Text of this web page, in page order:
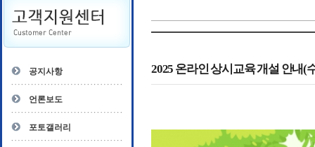
자격관리규정
상담사 자격증 확인
- 피해상담사 1급
- 전문수련감독자
- 전문수련기관
자격복원
공지사항
언론보도
포토갤러리
2025 온라인 상시교육 개설 안내(